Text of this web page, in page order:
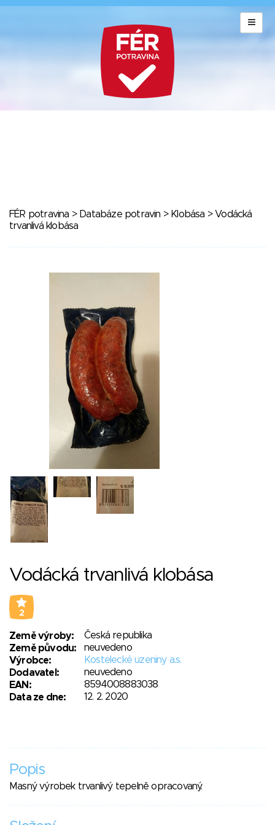
FÉR potravina > Databáze potravin > Klobása > Vodácká
trvanlivá klobása
Vodácká trvanlivá klobása
2
Země výroby:
Česká republika
Země původu:
neuvedeno
Výrobce:
Kostelecké uzeniny a.s.
Dodavatel:
neuvedeno
EAN:
8594008883038
Data ze dne:
12. 2. 2020
Popis
Masný výrobek trvanlivý tepelně opracovaný.